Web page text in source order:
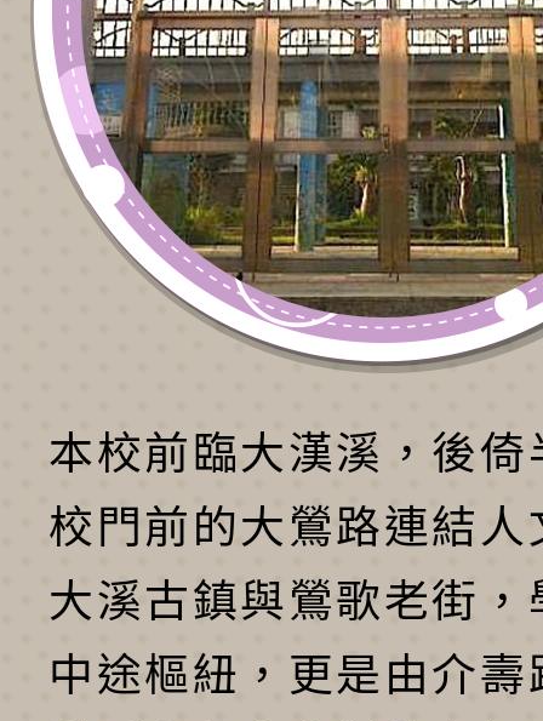
本校前臨大漢溪，後倚
校門前的大鶯路連結人
大溪古鎮與鶯歌老街，
中途樞紐，更是由介壽